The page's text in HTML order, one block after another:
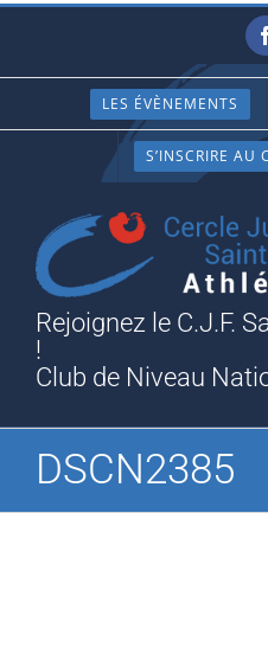
Passer
contenu
LES ÉVÈNEMENTS
S’INSCRIRE AU
Rejoignez le C.J.F.
!
Club de Niveau
DSCN2385